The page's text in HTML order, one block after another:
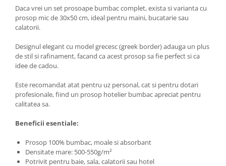
Daca vrei un set prosoape bumbac complet, exista si varianta cu
prosop mic de 30x50 cm, ideal pentru maini, bucatarie sau
calatorii.
Designul elegant cu model grecesc (greek border) adauga un plus
de stil si rafinament, facand ca acest prosop sa fie perfect si ca
idee de cadou.
Este recomandat atat pentru uz personal, cat si pentru dotari
profesionale, fiind un prosop hotelier bumbac apreciat pentru
calitatea sa.
Beneficii esentiale:
Prosop 100% bumbac, moale si absorbant
Densitate mare: 500-550g/m²
Potrivit pentru baie, sala, calatorii sau hotel